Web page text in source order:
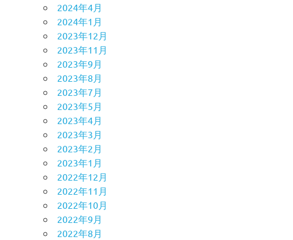
2024年4月
2024年1月
2023年12月
2023年11月
2023年9月
2023年8月
2023年7月
2023年5月
2023年4月
2023年3月
2023年2月
2023年1月
2022年12月
2022年11月
2022年10月
2022年9月
2022年8月